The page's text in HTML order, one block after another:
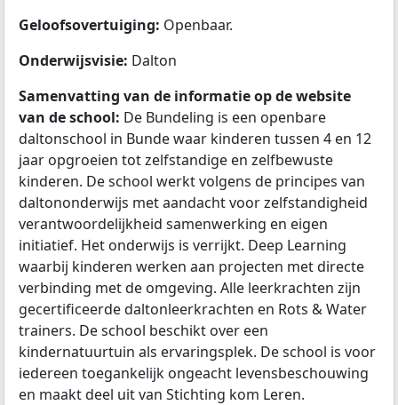
Geloofsovertuiging: Openbaar.
Onderwijsvisie: Dalton
Samenvatting van de informatie op de website
van de school: De Bundeling is een openbare
daltonschool in Bunde waar kinderen tussen 4 en 12
jaar opgroeien tot zelfstandige en zelfbewuste
kinderen. De school werkt volgens de principes van
daltononderwijs met aandacht voor zelfstandigheid
verantwoordelijkheid samenwerking en eigen
initiatief. Het onderwijs is verrijkt. Deep Learning
waarbij kinderen werken aan projecten met directe
verbinding met de omgeving. Alle leerkrachten zijn
gecertificeerde daltonleerkrachten en Rots & Water
trainers. De school beschikt over een
kindernatuurtuin als ervaringsplek. De school is voor
iedereen toegankelijk ongeacht levensbeschouwing
en maakt deel uit van Stichting kom Leren.